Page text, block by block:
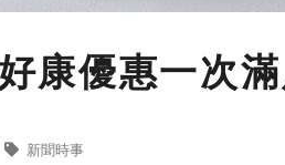
康優惠一次
新聞時事